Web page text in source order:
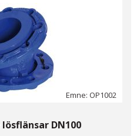
Emne: OP1002
DN100